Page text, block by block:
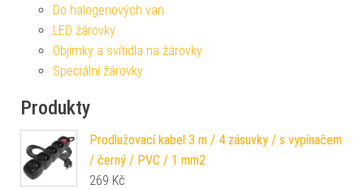
Do halogenových van
LED žárovky
Objímky a svítidla na žárovky
Speciální žárovky
Produkty
Prodlužovací kabel 3 m / 4 zásuvky / s vypínačem
/ černý / PVC / 1 mm2
269 Kč